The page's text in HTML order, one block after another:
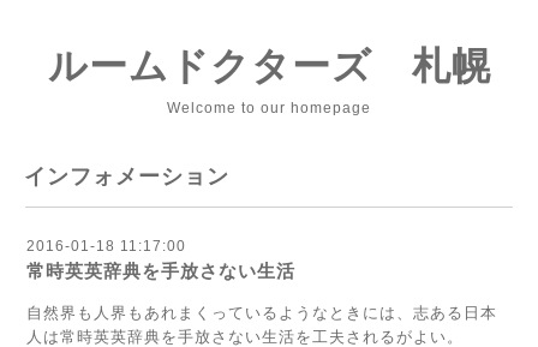
ルームドクターズ 札幌
Welcome to our homepage
インフォメーション
2016-01-18 11:17:00
常時英英辞典を手放さない生活
自然界も人界もあれまくっているようなときには、志ある日本
人は常時英英辞典を手放さない生活を工夫されるがよい。